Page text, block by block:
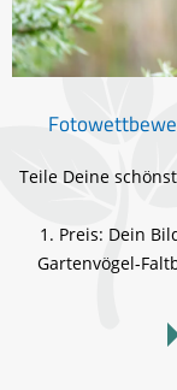
Teile Deine
1. Preis: Dein
Gartenvögel-